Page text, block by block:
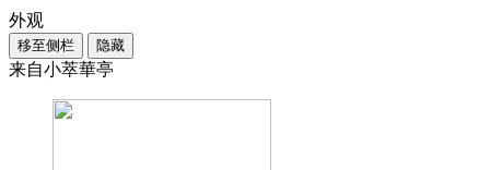
外观
移至侧栏 隐藏
来自小萃華亭